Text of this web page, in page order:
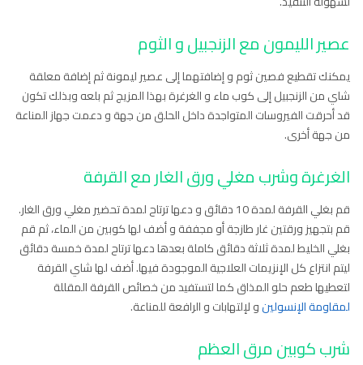
عصير الليمون مع الزنجبيل و الثوم
يمكنك تقطيع فصين ثوم و إضافتهما إلى عصير ليمونة ثم إضافة معلقة
شاي من الزنجبيل إلى كوب ماء و الغرغرة بهذا المزيج ثم بلعه وبذلك تكون
قد أحرقت الفيروسات المتواجدة داخل الحلق من جهة و دعمت جهاز المناعة
من جهة أخرى.
الغرغرة وشرب مغلي ورق الغار مع القرفة
قم بغلي القرفة لمدة 10 دقائق و دعها ترتاح لمدة تحضير مغلي ورق الغار.
قم بتجهيز ورقتين غار طازجة أو مجففة و أضف لها كوبين من الماء، ثم قم
بغلي الخليط لمدة ثلاثة دقائق كاملة بعدها دعها ترتاح لمدة خمسة دقائق
ليتم انتزاع كل الإنزيمات العلاجية الموجودة فيها. أضف لها شاي القرفة
لتعطيها طعم حلو المذاق كما لتستفيد من خصائص القرفة المقللة
لمقاومة الإنسولينو لإلتهابات و الرافعة للمناعة.
شرب كوبين مرق العظم